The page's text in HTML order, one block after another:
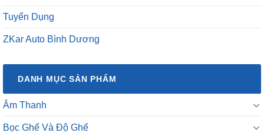
Tuyển Dụng
ZKar Auto Bình Dương
DANH MỤC SẢN PHẨM
Âm Thanh
Bọc Ghế Và Độ Ghế